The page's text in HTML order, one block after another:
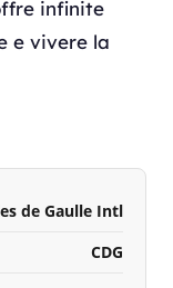
infinite
e vivere la
de Gaulle Intl
CDG